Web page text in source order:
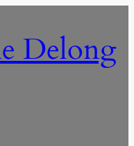
Delong